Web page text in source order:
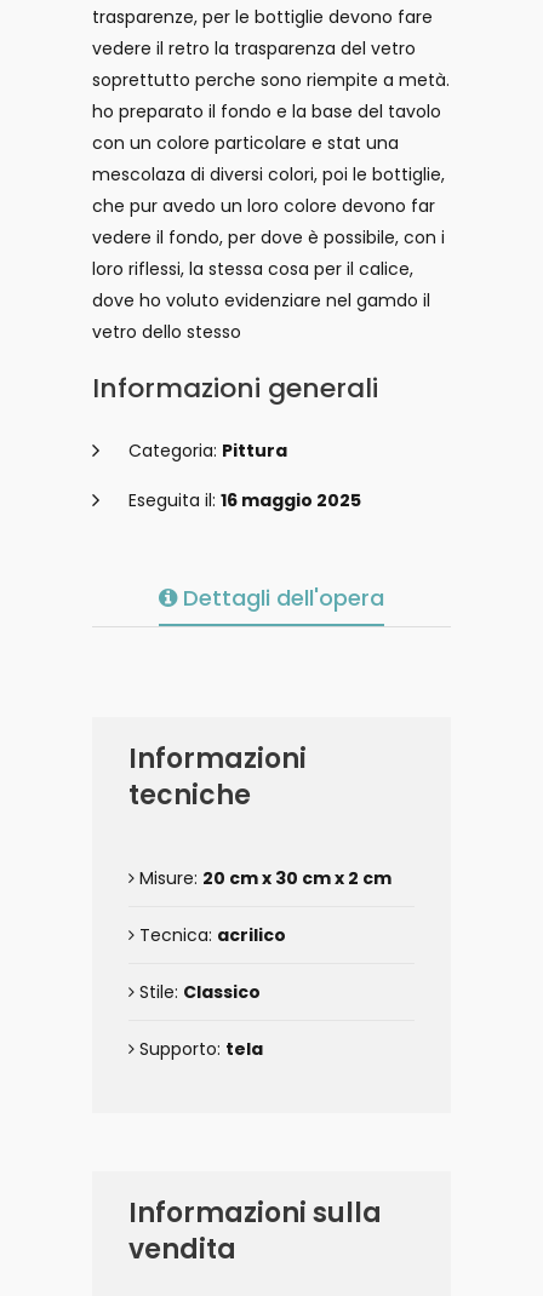
trasparenze, per le bottiglie devono fare
vedere il retro la trasparenza del vetro
soprettutto perche sono riempite a metà.
ho preparato il fondo e la base del tavolo
con un colore particolare e stat una
mescolaza di diversi colori, poi le bottiglie,
che pur avedo un loro colore devono far
vedere il fondo, per dove è possibile, con i
loro riflessi, la stessa cosa per il calice,
dove ho voluto evidenziare nel gamdo il
vetro dello stesso
Informazioni generali
Categoria: Pittura
Eseguita il: 16 maggio 2025
Dettagli dell'opera
Informazioni
tecniche
Misure: 20 cm x 30 cm x 2 cm
Tecnica: acrilico
Stile: Classico
Supporto: tela
Informazioni sulla
vendita